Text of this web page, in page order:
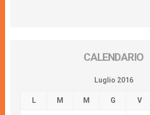
CALENDARIO
Luglio 2016
L M M G V